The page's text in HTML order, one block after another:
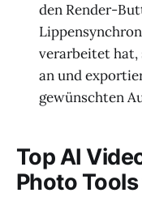
den Render-
verarbeitet hat,
an und
gewünschten
Top AI
Photo